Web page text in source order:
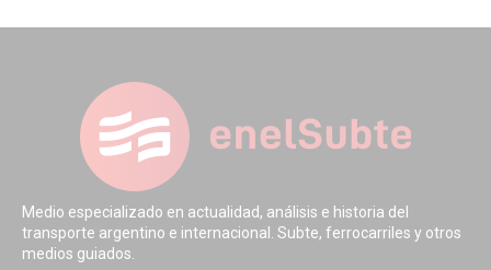
Medio especializado en actualidad, análisis e historia del
transporte argentino e internacional. Subte, ferrocarriles y otros
medios guiados.